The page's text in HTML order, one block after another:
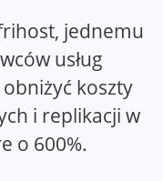
jednemu
usług
koszty
i replikacji w
o 600%.